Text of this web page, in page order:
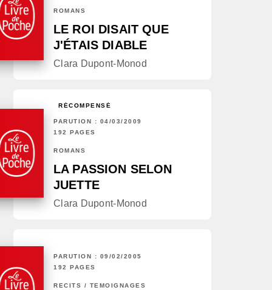
ROMANS
LE ROI DISAIT QUE
J'ÉTAIS DIABLE
Clara Dupont-Monod
RÉCOMPENSÉ
PARUTION : 04/03/2009
192 PAGES
ROMANS
LA PASSION SELON
JUETTE
Clara Dupont-Monod
PARUTION : 09/02/2005
192 PAGES
RÉCITS / TÉMOIGNAGES